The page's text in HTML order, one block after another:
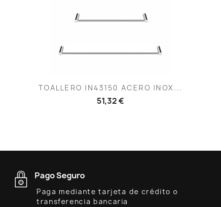
TOALLERO IN43150 ACERO INOX...
51,32 €
Pago Seguro
Paga mediante tarjeta de crédito o
transferencia bancaria